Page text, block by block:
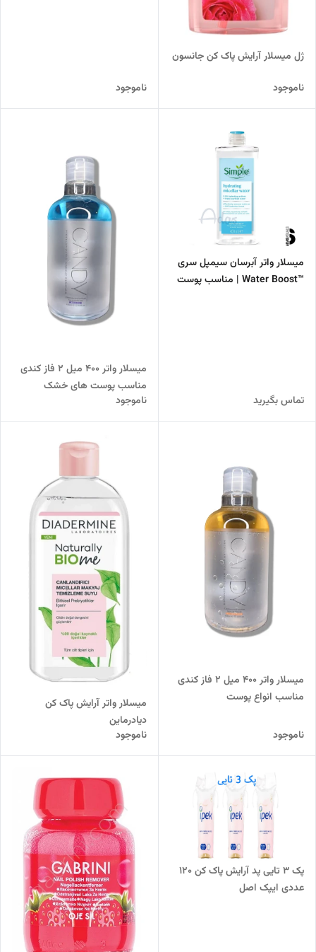
ژل میسلار آرایش پاک کن جانسون
ناموجود ناموجود
میسلار واتر آبرسان سیمپل سری
™Water Boost | مناسب پوست
تماس بگیرید
میسلار واتر 400 میل 2 فاز کندی
مناسب پوست های خشک
ناموجود
میسلار واتر 400 میل 2 فاز کندی
مناسب انواع پوست
ناموجود
میسلار واتر آرایش پاک کن
دیادرماین
ناموجود
پک 3 تایی پد آرایش پاک کن 120
عددی ایپک اصل